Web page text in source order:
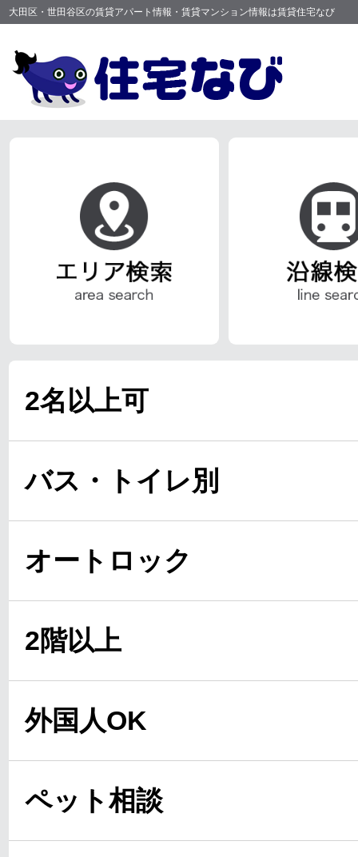
大田区・世田谷区の賃貸アパート情報・賃貸マンション情報は賃貸住宅なび
2名以上可
バス・トイレ別
オートロック
2階以上
外国人OK
ペット相談